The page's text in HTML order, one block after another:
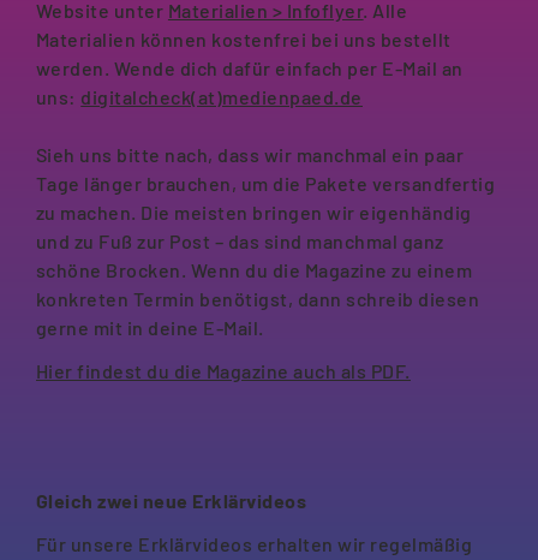
Website unter Materialien > Infoflyer. Alle
Materialien können kostenfrei bei uns bestellt
werden. Wende dich dafür einfach per E-Mail an
uns: digitalcheck(at)medienpaed.de
Sieh uns bitte nach, dass wir manchmal ein paar
Tage länger brauchen, um die Pakete versandfertig
zu machen. Die meisten bringen wir eigenhändig
und zu Fuß zur Post – das sind manchmal ganz
schöne Brocken. Wenn du die Magazine zu einem
konkreten Termin benötigst, dann schreib diesen
gerne mit in deine E-Mail.
Hier findest du die Magazine auch als PDF.
Gleich zwei neue Erklärvideos
Für unsere Erklärvideos erhalten wir regelmäßig